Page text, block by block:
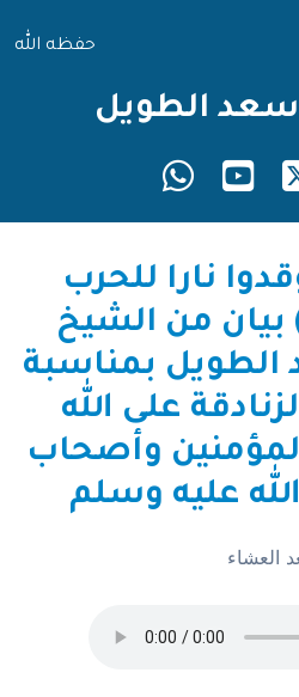
حفظه الله
الطويل
نارا للحرب
بيان من الشيخ
بمناسبة
على الله
وأصحاب
عليه وسلم
العشاء